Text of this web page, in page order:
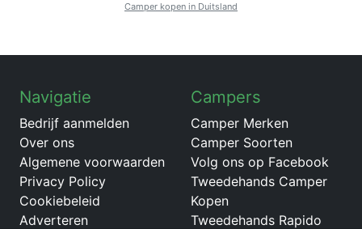
Camper kopen in Duitsland
Navigatie
Bedrijf aanmelden
Over ons
Algemene voorwaarden
Privacy Policy
Cookiebeleid
Adverteren
Campers
Camper Merken
Camper Soorten
Volg ons op Facebook
Tweedehands Camper
Kopen
Tweedehands Rapido